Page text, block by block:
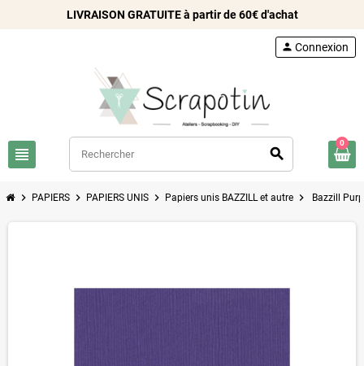
LIVRAISON GRATUITE à partir de 60€ d'achat
view_headline search
person Connexion
0
chevron_right PAPIERS chevron_right PAPIERS UNIS chevron_right Papiers unis BAZZILL et autre chevron_right Bazzill